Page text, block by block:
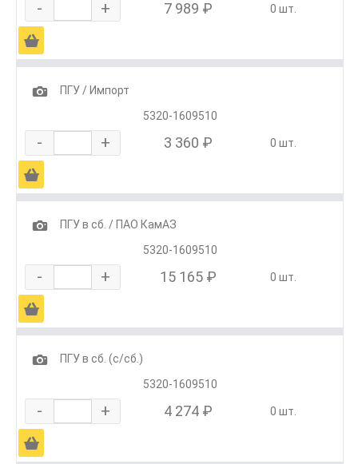
- + 7 989 ₽ 0 шт.
Ä
1
ПГУ / Импорт
5320-1609510
- + 3 360 ₽ 0 шт.
Ä
1
ПГУ в сб. / ПАО КамАЗ
5320-1609510
- + 15 165 ₽ 0 шт.
Ä
1
ПГУ в сб. (с/сб.)
5320-1609510
- + 4 274 ₽ 0 шт.
Ä